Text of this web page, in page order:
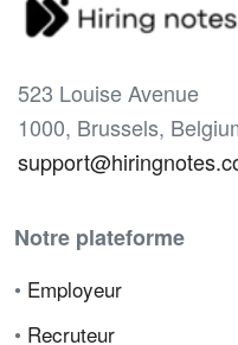
523 Louise Avenue
1000, Brussels,
Notre plateforme
• Employeur
• Recruteur